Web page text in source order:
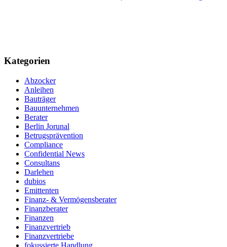
Kategorien
Abzocker
Anleihen
Bauträger
Bauunternehmen
Berater
Berlin Jorunal
Betrugsprävention
Compliance
Confidential News
Consultans
Darlehen
dubios
Emittenten
Finanz- & Vermögensberater
Finanzberater
Finanzen
Finanzvertrieb
Finanzvertriebe
fokussierte Handlung